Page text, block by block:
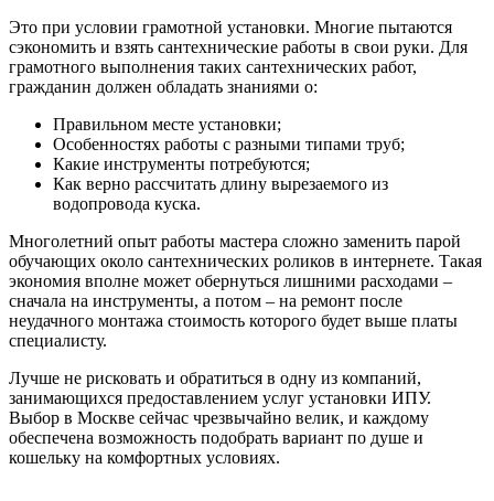
Это при условии грамотной установки. Многие пытаются
сэкономить и взять сантехнические работы в свои руки. Для
грамотного выполнения таких сантехнических работ,
гражданин должен обладать знаниями о:
Правильном месте установки;
Особенностях работы с разными типами труб;
Какие инструменты потребуются;
Как верно рассчитать длину вырезаемого из
водопровода куска.
Многолетний опыт работы мастера сложно заменить парой
обучающих около сантехнических роликов в интернете. Такая
экономия вполне может обернуться лишними расходами –
сначала на инструменты, а потом – на ремонт после
неудачного монтажа стоимость которого будет выше платы
специалисту.
Лучше не рисковать и обратиться в одну из компаний,
занимающихся предоставлением услуг установки ИПУ.
Выбор в Москве сейчас чрезвычайно велик, и каждому
обеспечена возможность подобрать вариант по душе и
кошельку на комфортных условиях.